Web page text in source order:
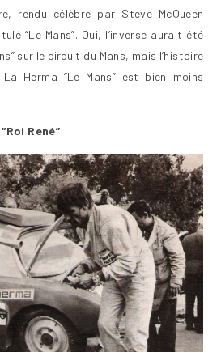
rendu célèbre par Steve McQueen
“Le Mans”. Oui, l’inverse aurait été
sur le circuit du Mans, mais l’histoire
Herma “Le Mans” est bien moins
René”